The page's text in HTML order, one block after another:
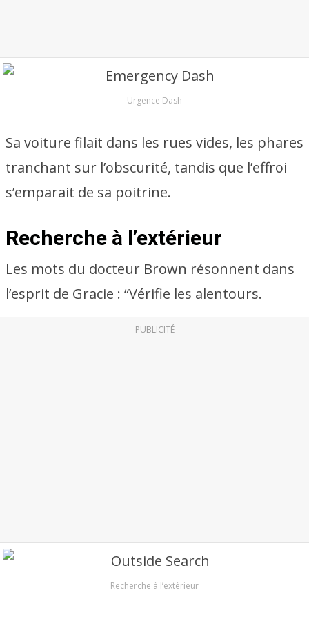
Urgence Dash
Sa voiture filait dans les rues vides, les phares
tranchant sur l’obscurité, tandis que l’effroi
s’emparait de sa poitrine.
Recherche à l’extérieur
Les mots du docteur Brown résonnent dans
l’esprit de Gracie : “Vérifie les alentours.
PUBLICITÉ
Recherche à l’extérieur